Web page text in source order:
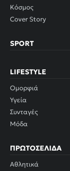
Κόσμος
Cover Story
SPORT
LIFESTYLE
Ομορφιά
Υγεία
Συνταγές
Μόδα
ΠΡΩΤΟΣΈΛΙΔΑ
Αθλητικά